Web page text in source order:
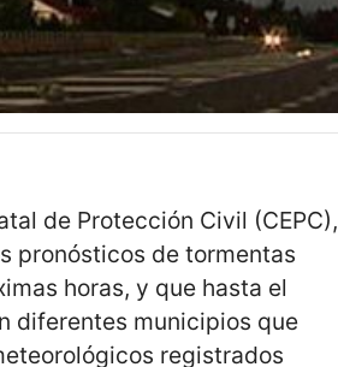
de Protección Civil (CEPC),
pronósticos de tormentas
horas, y que hasta el
diferentes municipios que
registrados